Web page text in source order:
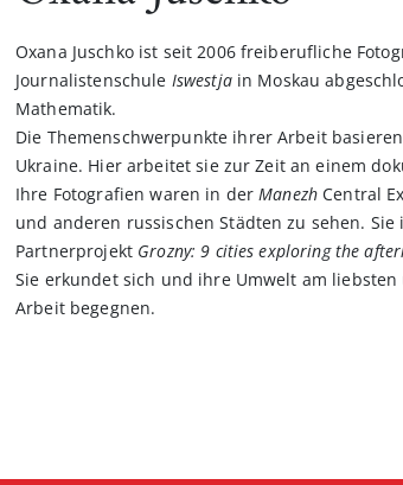
Oxana Juschko ist seit 2006 freiberufliche
Journalistenschule Iswestjain Moskau
Mathematik.
Die Themenschwerpunkte ihrer Arbeit
Ukraine. Hier arbeitet sie zur Zeit an einem
Ihre Fotografien waren in derManezh Central
und anderen russischen Städten zu sehen.
Partnerprojekt Grozny: 9 cities exploring the
Sie erkundet sich und ihre Umwelt am
Arbeit begegnen.